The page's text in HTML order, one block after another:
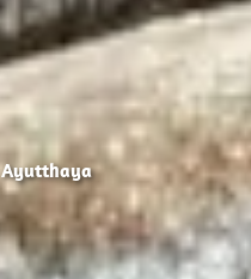
Ayutthaya